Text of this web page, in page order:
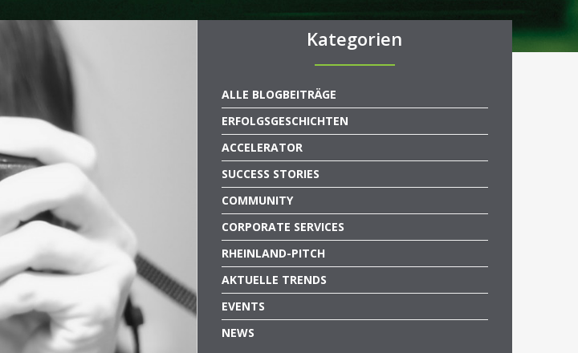
Kategorien
ALLE BLOGBEITRÄGE
ERFOLGSGESCHICHTEN
ACCELERATOR
SUCCESS STORIES
COMMUNITY
CORPORATE SERVICES
RHEINLAND-PITCH
AKTUELLE TRENDS
EVENTS
NEWS